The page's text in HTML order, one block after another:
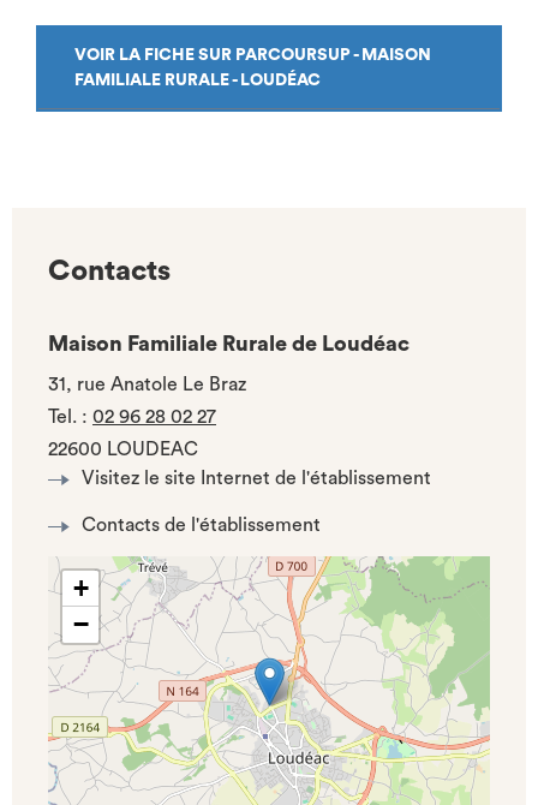
VOIR LA FICHE SUR PARCOURSUP - MAISON
FAMILIALE RURALE - LOUDÉAC
Contacts
Maison Familiale Rurale de Loudéac
31, rue Anatole Le Braz
Tel. : 02 96 28 02 27
22600 LOUDEAC
Visitez le site Internet de l'établissement
Contacts de l'établissement
+
−